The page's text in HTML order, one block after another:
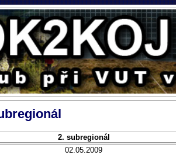
2. subregionál
02.05.2009